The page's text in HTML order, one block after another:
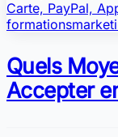
Quels
Accepter